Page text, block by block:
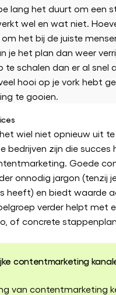
lang het duurt om een
wel en wat niet.
het bij de juiste
je het plan dan weer
te schalen dan er al snel
hooi op je vork hebt
te gooien.
wiel niet opnieuw uit te
bedrijven zijn die succes
Goede
onnodig jargon (tenzij
heeft) en biedt waarde
verder helpt met
of concrete
contentmarketing
van contentmarketing